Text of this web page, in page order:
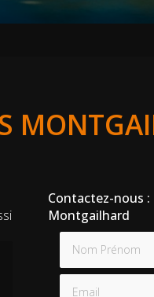
Contactez-nous
Montgailhard
Nom Prénom
Email